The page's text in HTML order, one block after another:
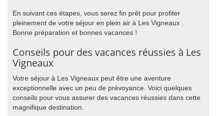
En suivant ces étapes, vous serez fin prêt pour profiter
pleinement de votre séjour en plein air à Les Vigneaux .
Bonne préparation et bonnes vacances !
Conseils pour des vacances réussies à Les
Vigneaux
Votre séjour à Les Vigneaux peut être une aventure
exceptionnelle avec un peu de prévoyance. Voici quelques
conseils pour vous assurer des vacances réussies dans cette
magnifique destination.